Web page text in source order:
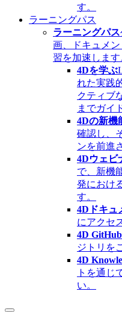
す。
ラーニングパス
ラーニングパス
画、ドキュメ
習を加速します
4Dを学ぶ
れた実践
クティブ
までガイ
4Dの新機
確認し、
ンを前進
4Dウェビ
で、新機
発におけ
す。
4Dドキュ
にアクセ
4D
ジトリを
4D
トを通じ
い。